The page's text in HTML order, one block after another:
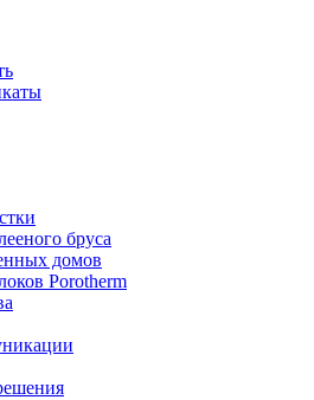
бруса
домов
Porotherm